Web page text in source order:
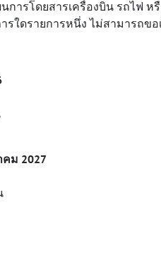
การโดยสารเครื่องบิน รถไฟ ห
รใดรายการหนึ่ง ไม่สามารถข
คม 2027